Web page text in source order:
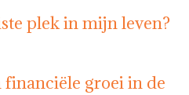
plek in mijn leven?
financiële groei in de